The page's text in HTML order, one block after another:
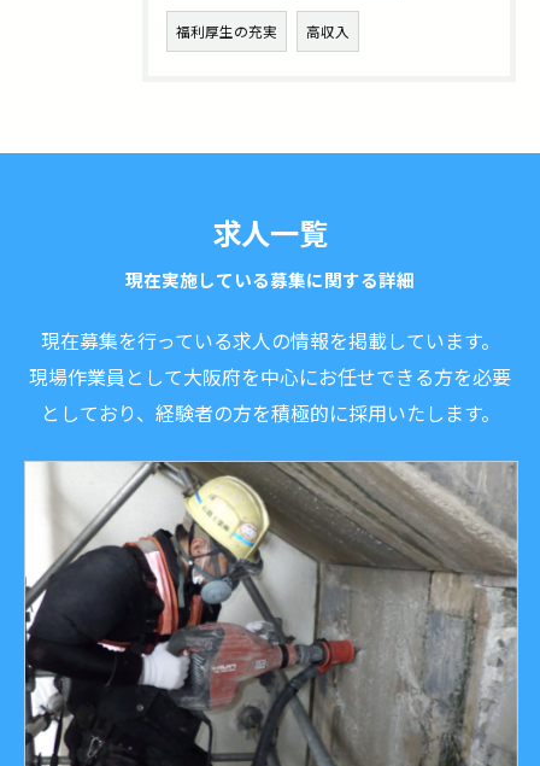
福利厚生の充実 高収入
現在実施している募集に関する詳細
求人一覧
現在募集を行っている求人の情報を掲載しています。
現場作業員として大阪府を中心にお任せできる方を必要
としており、経験者の方を積極的に採用いたします。